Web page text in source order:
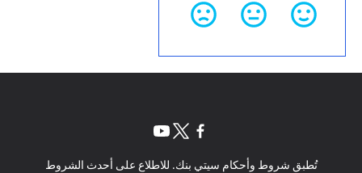
تُطبق شروط وأحكام سيتي بنك. للاطلاع على أحدث الشروط